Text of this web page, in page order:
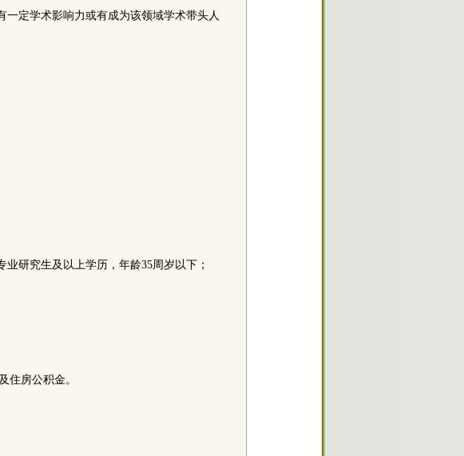
定学术影响力或有成为该领域学术带头人
研究生及以上学历，年龄35周岁以下；
住房公积金。